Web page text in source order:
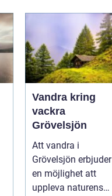
Vandra kring
vackra
Grövelsjön
Att vandra i
Grövelsjön erbjuder
en möjlighet att
uppleva naturens